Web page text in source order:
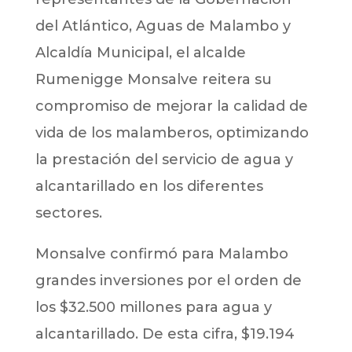
del Atlántico, Aguas de Malambo y
Alcaldía Municipal, el alcalde
Rumenigge Monsalve reitera su
compromiso de mejorar la calidad de
vida de los malamberos, optimizando
la prestación del servicio de agua y
alcantarillado en los diferentes
sectores.
Monsalve confirmó para Malambo
grandes inversiones por el orden de
los $32.500 millones para agua y
alcantarillado. De esta cifra, $19.194